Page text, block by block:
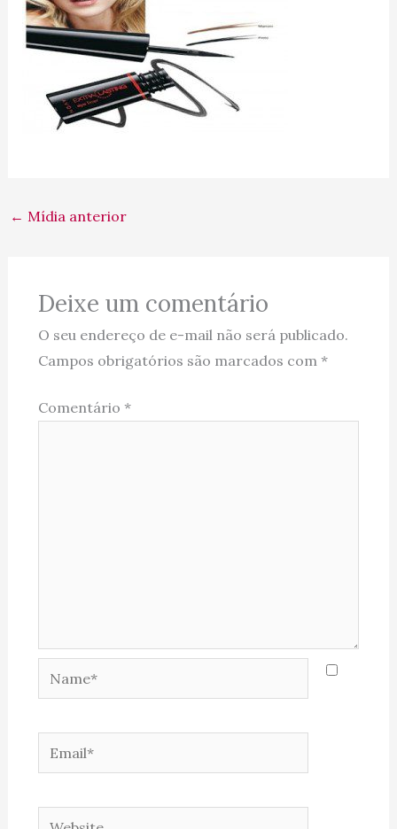
← Mídia anterior
Deixe um comentário
O seu endereço de e-mail não será publicado.
Campos obrigatórios são marcados com *
Comentário *
Name*
Email*
Website